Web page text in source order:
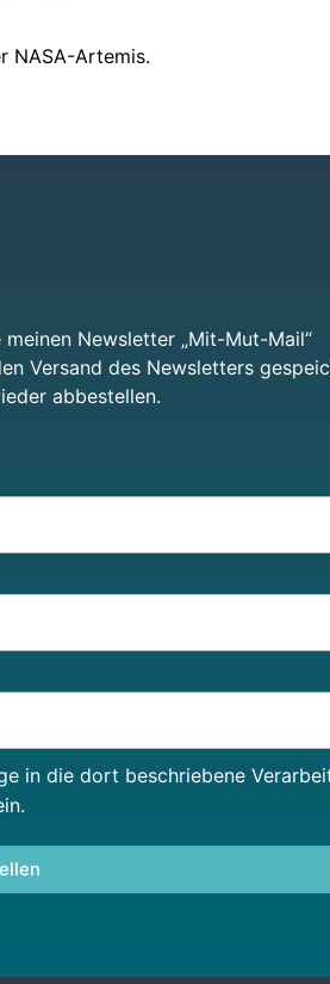
NASA-Artemis.
Newsletter „Mit-Mut-Mail“
Versand des Newsletters
abbestellen.
in die dort beschriebene